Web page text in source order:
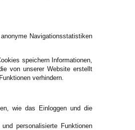
Navigationsstatistiken
speichern Informationen,
von unserer Website erstellt
verhindern.
wie das Einloggen und die
personalisierte Funktionen